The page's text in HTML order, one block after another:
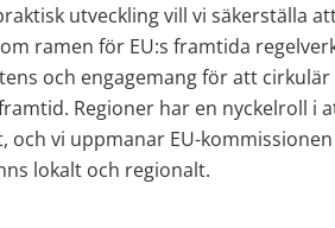
utveckling vill vi säkerställa
ramen för EU:s framtida
och engagemang för att
Regioner har en nyckelroll i
och vi uppmanar EU-
lokalt och regionalt.